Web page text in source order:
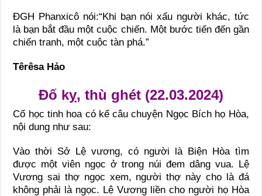
ĐGH Phanxicô nói:“Khi bạn nói xấu người khác, tức
là bạn bắt đầu một cuộc chiến. Một bước tiến đến gần
chiến tranh, một cuộc tàn phá.”
Têrêsa Hảo
Đố kỵ, thù ghét (22.03.2024)
Cổ học tinh hoa có kể câu chuyện Ngọc Bích họ Hòa,
nội dung như sau:
Vào thời Sở Lệ vương, có người là Biện Hòa tìm
được một viên ngọc ở trong núi đem dâng vua. Lệ
Vương sai thợ ngọc xem, người thợ này cho là đá
không phải là ngọc. Lệ Vương liền cho người họ Hòa